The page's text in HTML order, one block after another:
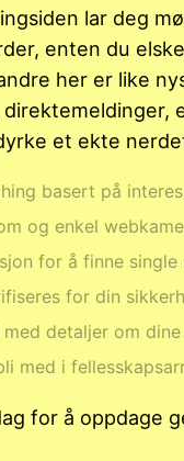
lar deg
enten du
her er like
et ekte
basert på
og enkel
for å finne
for din
detaljer om
med i
for å oppdage